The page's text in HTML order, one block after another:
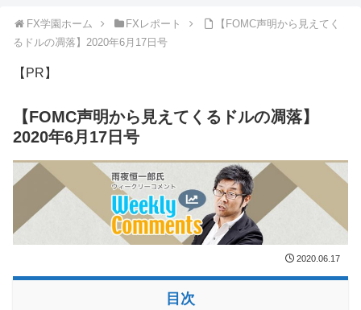
FX学園ホーム FXレポート
【FOMC声明から見えてく
るドルの凋落】2020年6月17日号
【PR】
【FOMC声明から見えてくるドルの凋落】
2020年6月17日号
2020.06.17
目次